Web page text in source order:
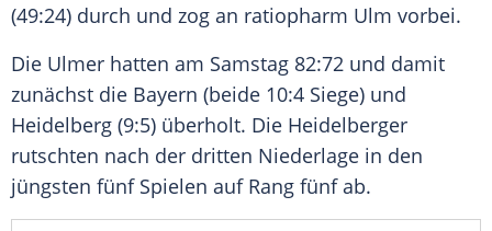
(49:24) durch und zog an ratiopharm Ulm vorbei.
Die Ulmer hatten am Samstag 82:72 und damit
zunächst die Bayern (beide 10:4 Siege) und
Heidelberg (9:5) überholt. Die Heidelberger
rutschten nach der dritten Niederlage in den
jüngsten fünf Spielen auf Rang fünf ab.